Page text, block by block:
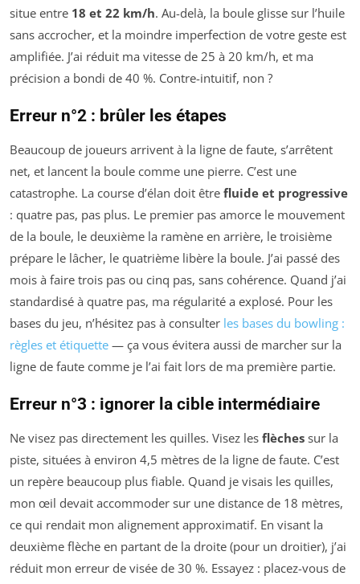
situe entre 18 et 22 km/h. Au-delà, la boule glisse sur l’huile
sans accrocher, et la moindre imperfection de votre geste est
amplifiée. J’ai réduit ma vitesse de 25 à 20 km/h, et ma
précision a bondi de 40 %. Contre-intuitif, non ?
Erreur n°2 : brûler les étapes
Beaucoup de joueurs arrivent à la ligne de faute, s’arrêtent
net, et lancent la boule comme une pierre. C’est une
catastrophe. La course d’élan doit être fluide et progressive
: quatre pas, pas plus. Le premier pas amorce le mouvement
de la boule, le deuxième la ramène en arrière, le troisième
prépare le lâcher, le quatrième libère la boule. J’ai passé des
mois à faire trois pas ou cinq pas, sans cohérence. Quand j’ai
standardisé à quatre pas, ma régularité a explosé. Pour les
bases du jeu, n’hésitez pas à consulter les bases du bowling :
règles et étiquette — ça vous évitera aussi de marcher sur la
ligne de faute comme je l’ai fait lors de ma première partie.
Erreur n°3 : ignorer la cible intermédiaire
Ne visez pas directement les quilles. Visez les flèches sur la
piste, situées à environ 4,5 mètres de la ligne de faute. C’est
un repère beaucoup plus fiable. Quand je visais les quilles,
mon œil devait accommoder sur une distance de 18 mètres,
ce qui rendait mon alignement approximatif. En visant la
deuxième flèche en partant de la droite (pour un droitier), j’ai
réduit mon erreur de visée de 30 %. Essayez : placez-vous de